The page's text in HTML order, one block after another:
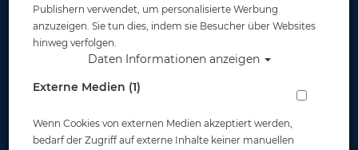
Polaris Universal Silikon Mundstück
Artikelnr.: pol-28120
Publishern verwendet, um personalisierte Werbung
anzuzeigen. Sie tun dies, indem sie Besucher über Websites
hinweg verfolgen.
Daten Informationen anzeigen
Externe Medien (1)
Wenn Cookies von externen Medien akzeptiert werden,
bedarf der Zugriff auf externe Inhalte keiner manuellen